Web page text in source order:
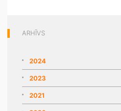
ARHĪVS
2024
2023
2021